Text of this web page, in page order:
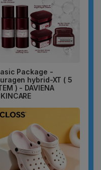
Package -
hybrid-XT ( 5
) - DAVIENA